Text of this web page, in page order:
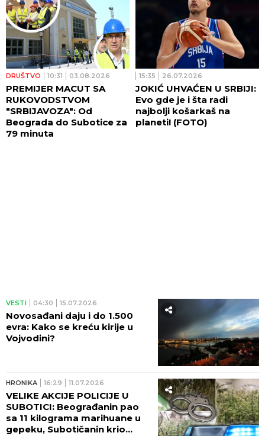
DRUŠTVO 10:31 03.08.2026
PREMIJER MACUT SA
RUKOVODSTVOM
"SRBIJAVOZA": Od
Beograda do Subotice za
79 minuta
15:35 26.07.2026
JOKIĆ UHVAĆEN U SRBIJI:
Evo gde je i šta radi
najbolji košarkaš na
planeti! (FOTO)
VESTI 04:30 15.07.2026
Novosađani daju i do 1.500
evra: Kako se kreću kirije u
Vojvodini?
HRONIKA 16:29 11.07.2026
VELIKE AKCIJE POLICIJE U
SUBOTICI: Beograđanin pao
sa 11 kilograma marihuane u
gepeku, Subotičanin krio